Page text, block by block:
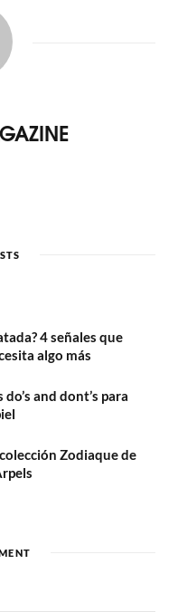
4 señales que
algo más
and dont’s para
Zodiaque de